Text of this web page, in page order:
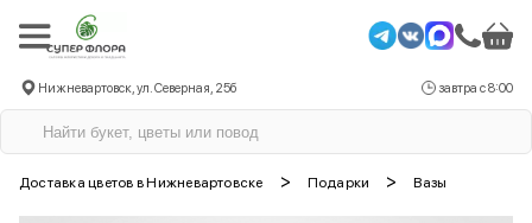
Нижневартовск, ул. Северная, 25б завтра с 8:00
Доставка цветов в Нижневартовске > Подарки > Вазы